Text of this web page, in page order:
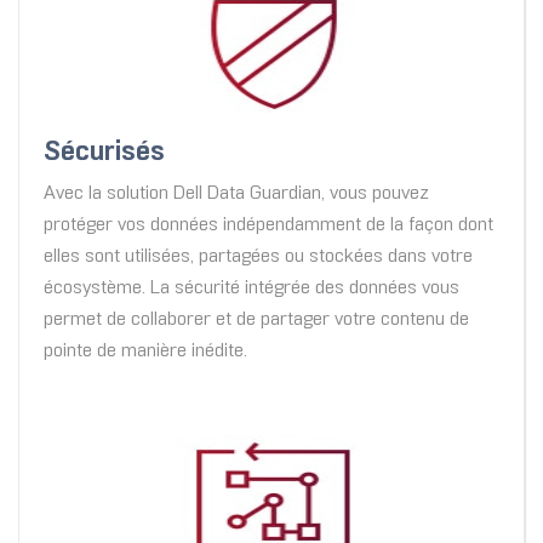
Sécurisés
Avec la solution Dell Data Guardian, vous pouvez
protéger vos données indépendamment de la façon dont
elles sont utilisées, partagées ou stockées dans votre
écosystème. La sécurité intégrée des données vous
permet de collaborer et de partager votre contenu de
pointe de manière inédite.